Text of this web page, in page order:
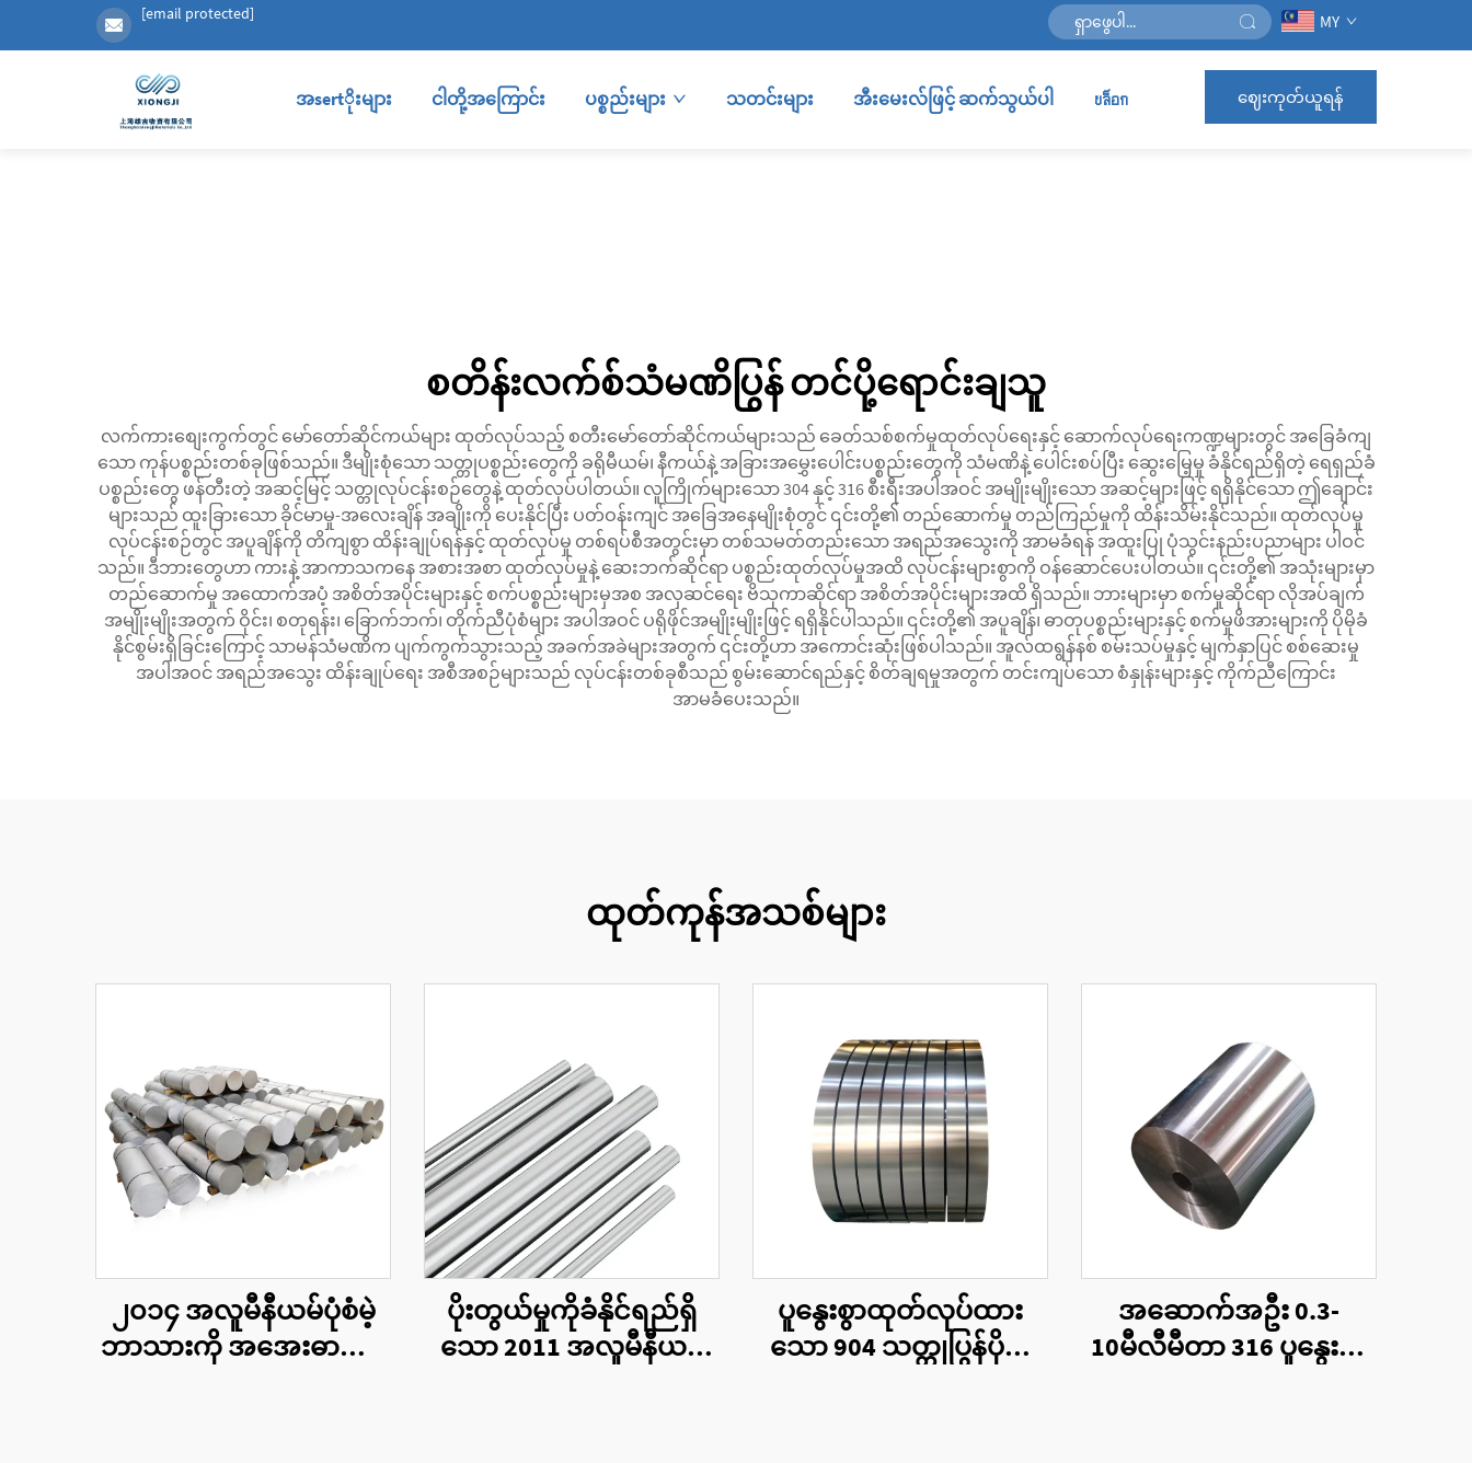
[email protected] MY
အsertိုးများ ငါတို့အကြောင်း ပစ္စည်းများ သတင်းများ အီးမေးလ်ဖြင့် ဆက်သွယ်ပါ บล็อก ဈေးကုတ်ယူရန်
စတိန်းလက်စ်သံမဏိပြွန် တင်ပို့ရောင်းချသူ
လက်ကားစျေးကွက်တွင် မော်တော်ဆိုင်ကယ်များ ထုတ်လုပ်သည့် စတီးမော်တော်ဆိုင်ကယ်များသည် ခေတ်သစ်စက်မှုထုတ်လုပ်ရေးနှင့် ဆောက်လုပ်ရေးကဏ္ဍများတွင် အခြေခံကျ
သော ကုန်ပစ္စည်းတစ်ခုဖြစ်သည်။ ဒီမျိုးစုံသော သတ္တုပစ္စည်းတွေကို ခရိုမီယမ်၊ နီကယ်နဲ့ အခြားအမွှေးပေါင်းပစ္စည်းတွေကို သံမဏိနဲ့ ပေါင်းစပ်ပြီး ဆွေးမြေ့မှု ခံနိုင်ရည်ရှိတဲ့ ရေရှည်ခံ
ပစ္စည်းတွေ ဖန်တီးတဲ့ အဆင့်မြင့် သတ္တုလုပ်ငန်းစဉ်တွေနဲ့ ထုတ်လုပ်ပါတယ်။ လူကြိုက်များသော 304 နှင့် 316 စီးရီးအပါအဝင် အမျိုးမျိုးသော အဆင့်များဖြင့် ရရှိနိုင်သော ဤချောင်း
များသည် ထူးခြားသော ခိုင်မာမှု-အလေးချိန် အချိုးကို ပေးနိုင်ပြီး ပတ်ဝန်းကျင် အခြေအနေမျိုးစုံတွင် ၎င်းတို့၏ တည်ဆောက်မှု တည်ကြည်မှုကို ထိန်းသိမ်းနိုင်သည်။ ထုတ်လုပ်မှု
လုပ်ငန်းစဉ်တွင် အပူချိန်ကို တိကျစွာ ထိန်းချုပ်ရန်နှင့် ထုတ်လုပ်မှု တစ်ရပ်စီအတွင်းမှာ တစ်သမတ်တည်းသော အရည်အသွေးကို အာမခံရန် အထူးပြု ပုံသွင်းနည်းပညာများ ပါဝင်
သည်။ ဒီဘားတွေဟာ ကားနဲ့ အာကာသကနေ အစားအစာ ထုတ်လုပ်မှုနဲ့ ဆေးဘက်ဆိုင်ရာ ပစ္စည်းထုတ်လုပ်မှုအထိ လုပ်ငန်းများစွာကို ဝန်ဆောင်ပေးပါတယ်။ ၎င်းတို့၏ အသုံးများမှာ
တည်ဆောက်မှု အထောက်အပံ့ အစိတ်အပိုင်းများနှင့် စက်ပစ္စည်းများမှအစ အလှဆင်ရေး ဗိသုကာဆိုင်ရာ အစိတ်အပိုင်းများအထိ ရှိသည်။ ဘားများမှာ စက်မှုဆိုင်ရာ လိုအပ်ချက်
အမျိုးမျိုးအတွက် ဝိုင်း၊ စတုရန်း၊ ခြောက်ဘက်၊ တိုက်ညီပုံစံများ အပါအဝင် ပရိုဖိုင်အမျိုးမျိုးဖြင့် ရရှိနိုင်ပါသည်။ ၎င်းတို့၏ အပူချိန်၊ ဓာတုပစ္စည်းများနှင့် စက်မှုဖိအားများကို ပိုမိုခံ
နိုင်စွမ်းရှိခြင်းကြောင့် သာမန်သံမဏိက ပျက်ကွက်သွားသည့် အခက်အခဲများအတွက် ၎င်းတို့ဟာ အကောင်းဆုံးဖြစ်ပါသည်။ အူလ်ထရွန်နစ် စမ်းသပ်မှုနှင့် မျက်နှာပြင် စစ်ဆေးမှု
အပါအဝင် အရည်အသွေး ထိန်းချုပ်ရေး အစီအစဉ်များသည် လုပ်ငန်းတစ်ခုစီသည် စွမ်းဆောင်ရည်နှင့် စိတ်ချရမှုအတွက် တင်းကျပ်သော စံနှုန်းများနှင့် ကိုက်ညီကြောင်း
အာမခံပေးသည်။
ထုတ်ကုန်အသစ်များ
၂၀၁၄ အလူမီနီယမ်ပုံစံမဲ့
ဘာသားကို အအေးဓာတ်ခံ
ပိုးတွယ်မှုကိုခံနိုင်ရည်ရှိ
သော 2011 အလူမီနီယမ်
ပူနွေးစွာထုတ်လုပ်ထား
သော 904 သတ္တုပြွန်ပိုင်း
အဆောက်အဦး 0.3-
10မီလီမီတာ 316 ပူနွေးစွာ